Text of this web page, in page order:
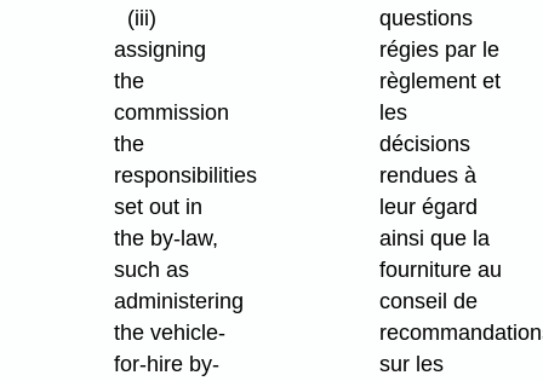
(iii)
assigning
the
commission
the
responsibilities
set out in
the by-law,
such as
administering
the vehicle-
for-hire by-
questions
régies par le
règlement et
les
décisions
rendues à
leur égard
ainsi que la
fourniture au
conseil de
sur les